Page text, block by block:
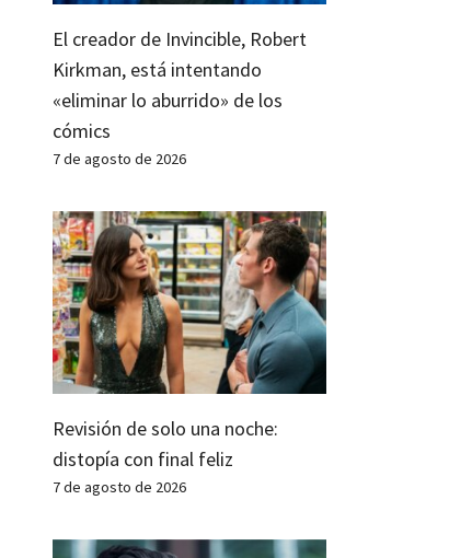
El creador de Invincible, Robert
Kirkman, está intentando
«eliminar lo aburrido» de los
cómics
7 de agosto de 2026
Revisión de solo una noche:
distopía con final feliz
7 de agosto de 2026